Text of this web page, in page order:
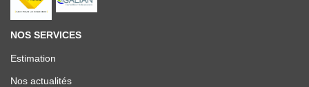
NOS SERVICES
Estimation
Nos actualités